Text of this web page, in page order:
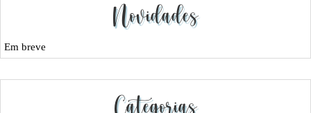
Novidades
Em breve
Categorias